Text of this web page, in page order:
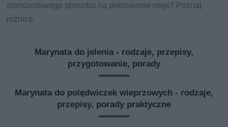
standardowego sposobu na peklowanie mięs? Poznaj
różnice.
Marynata do jelenia - rodzaje, przepisy,
przygotowanie, porady
Marynata do polędwiczek wieprzowych - rodzaje,
przepisy, porady praktyczne